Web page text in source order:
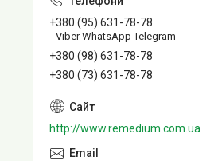
+380 (95) 631-78-78
Viber WhatsApp Telegram
+380 (98) 631-78-78
+380 (73) 631-78-78
http://www.remedium.com.ua